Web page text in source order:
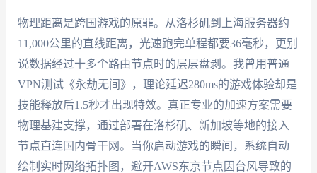
物理距离是跨国游戏的原罪。从洛杉矶到上海服务器约
11,000公里的直线距离，光速跑完单程都要36毫秒，更别
说数据经过十多个路由节点时的层层盘剥。我曾用普通
VPN测试《永劫无间》，理论延迟280ms的游戏体验却是
技能释放后1.5秒才出现特效。真正专业的加速方案需要
物理基建支撑，通过部署在洛杉矶、新加坡等地的接入
节点直连国内骨干网。当你启动游戏的瞬间，系统自动
绘制实时网络拓扑图，避开AWS东京节点因台风导致的